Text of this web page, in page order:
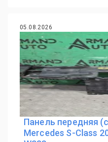
05.08.2026
Панель передняя
Mercedes S-Class